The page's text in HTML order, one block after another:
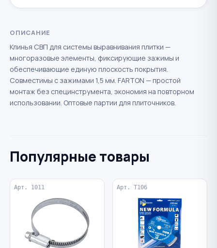
ОПИСАНИЕ
Клинья СВП для системы выравнивания плитки —
многоразовые элементы, фиксирующие зажимы и
обеспечивающие единую плоскость покрытия.
Совместимы с зажимами 1,5 мм. FARTON — простой
монтаж без специнструмента, экономия на повторном
использовании. Оптовые партии для плиточников.
Популярные товары
Арт. 1011 Арт. Т106